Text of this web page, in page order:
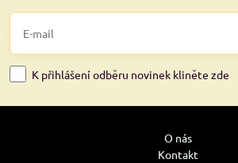
K přihlášení odběru novinek kliněte zde
O nás
Kontakt